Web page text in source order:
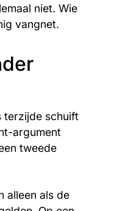
niet. Wie
vangnet.
terzijde schuift
argument
tweede
alleen als de